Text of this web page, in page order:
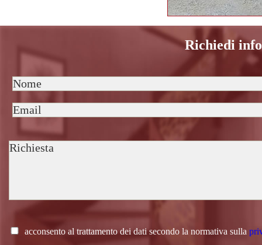
Richiedi
acconsento al trattamento dei dati secondo la normativa sulla